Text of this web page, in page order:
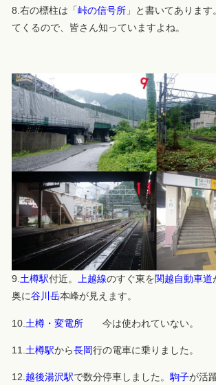
8.右の標柱は「峠の信号所」と書いてあります。
てくるので、皆さん知っていますよね。
9. 土樽駅付近。 上越線のすぐ東を関越自動車道
奥に谷川岳本峰が見えます。
10. 土樽・変電所今は使われていない。
11. 土樽駅から長岡行の電車に乗りました。
12.越後湯沢駅で数分停車しました。駒子が活